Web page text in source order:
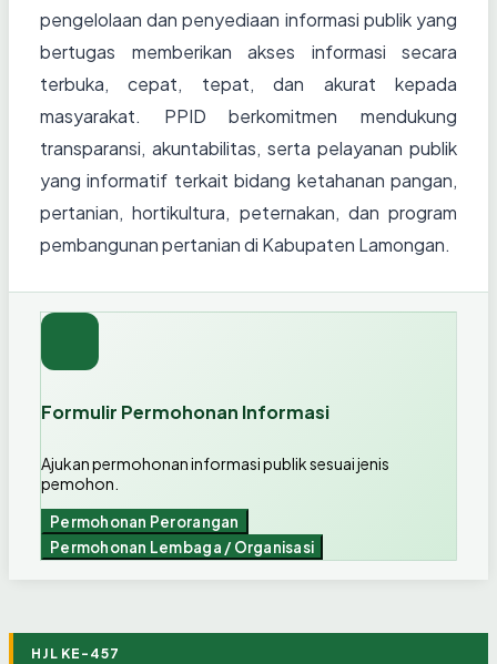
pengelolaan dan penyediaan informasi publik yang
bertugas memberikan akses informasi secara
terbuka, cepat, tepat, dan akurat kepada
masyarakat. PPID berkomitmen mendukung
transparansi, akuntabilitas, serta pelayanan publik
yang informatif terkait bidang ketahanan pangan,
pertanian, hortikultura, peternakan, dan program
pembangunan pertanian di Kabupaten Lamongan.
Formulir Permohonan Informasi
Ajukan permohonan informasi publik sesuai jenis
pemohon.
Permohonan Perorangan
Permohonan Lembaga / Organisasi
HJL KE-457